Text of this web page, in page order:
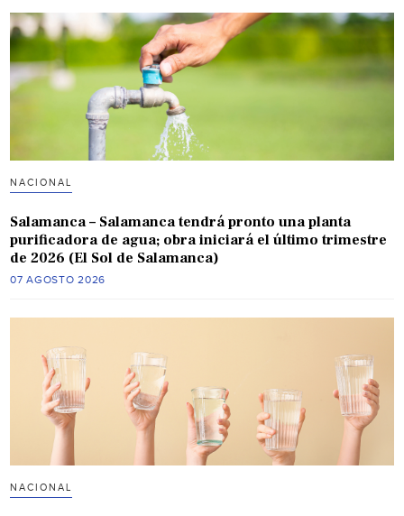
NACIONAL
Salamanca – Salamanca tendrá pronto una planta
purificadora de agua; obra iniciará el último trimestre
de 2026 (El Sol de Salamanca)
07 AGOSTO 2026
NACIONAL